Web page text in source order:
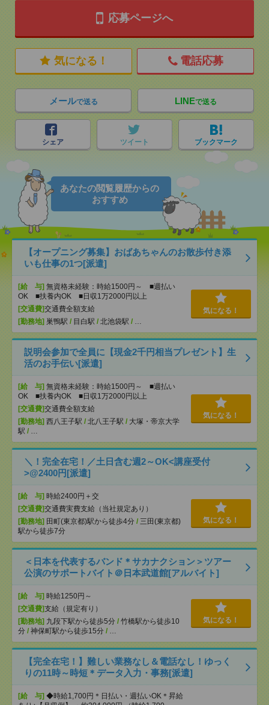
応募ページへ
気になる！ 電話応募
メールで送る LINEで送る
シェア ツイート ブックマーク
あなたの閲覧履歴からの
おすすめ
【オープニング募集】おばあちゃんのお散歩付き添
いも仕事の1つ[派遣]
[給 与] 無資格未経験：時給1500円～ ■週払い
OK ■扶養内OK ■日収1万2000円以上
[交通費]交通費全額支給
[勤務地] 巣鴨駅 / 目白駅 / 北池袋駅 / …
気になる！
説明会参加で全員に【現金2千円相当プレゼント】生
活のお手伝い[派遣]
[給 与] 無資格未経験：時給1500円～ ■週払い
OK ■扶養内OK ■日収1万2000円以上
[交通費]交通費全額支給
[勤務地] 西八王子駅 / 北八王子駅 / 大塚・帝京大学
駅 / …
気になる！
＼！完全在宅！／土日含む週2～OK<講座受付
>@2400円[派遣]
[給 与] 時給2400円＋交
[交通費]交通費実費支給（当社規定あり）
[勤務地] 田町(東京都)駅から徒歩4分 / 三田(東京都)
駅から徒歩7分
気になる！
＜日本を代表するバンド＊サカナクション＞ツアー
公演のサポートバイト＠日本武道館[アルバイト]
[給 与] 時給1250円～
[交通費]支給（規定有り）
[勤務地] 九段下駅から徒歩5分 / 竹橋駅から徒歩10
分 / 神保町駅から徒歩15分 / …
気になる！
【完全在宅！】難しい業務なし＆電話なし！ゆっく
りの11時～時短＊データ入力・事務[派遣]
[給 与] ◆時給1,700円＊日払い・週払いOK＊昇給